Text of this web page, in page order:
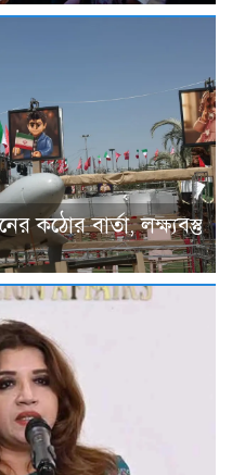
কঠোর বার্তা, লক্ষ্যবস্তু